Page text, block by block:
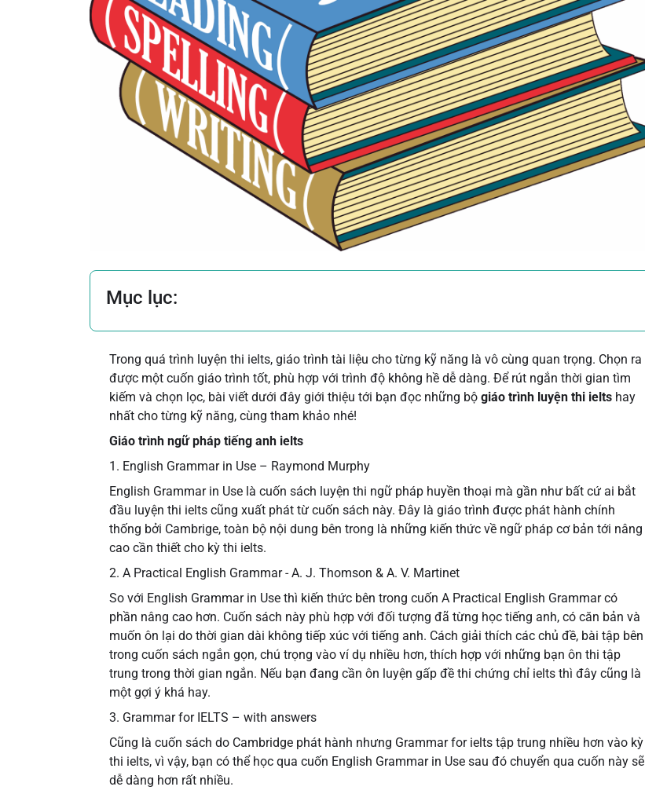
Mục lục:
Trong quá trình luyện thi ielts, giáo trình tài liệu cho từng kỹ năng là vô cùng quan trọng. Chọn ra
được một cuốn giáo trình tốt, phù hợp với trình độ không hề dễ dàng. Để rút ngắn thời gian tìm
kiếm và chọn lọc, bài viết dưới đây giới thiệu tới bạn đọc những bộ giáo trình luyện thi ielts hay
nhất cho từng kỹ năng, cùng tham khảo nhé!
Giáo trình ngữ pháp tiếng anh ielts
1. English Grammar in Use – Raymond Murphy
English Grammar in Use là cuốn sách luyện thi ngữ pháp huyền thoại mà gần như bất cứ ai bắt
đầu luyện thi ielts cũng xuất phát từ cuốn sách này. Đây là giáo trình được phát hành chính
thống bởi Cambrige, toàn bộ nội dung bên trong là những kiến thức về ngữ pháp cơ bản tới nâng
cao cần thiết cho kỳ thi ielts.
2. A Practical English Grammar - A. J. Thomson & A. V. Martinet
So với English Grammar in Use thì kiến thức bên trong cuốn A Practical English Grammar có
phần nâng cao hơn. Cuốn sách này phù hợp với đối tượng đã từng học tiếng anh, có căn bản và
muốn ôn lại do thời gian dài không tiếp xúc với tiếng anh. Cách giải thích các chủ đề, bài tập bên
trong cuốn sách ngắn gọn, chú trọng vào ví dụ nhiều hơn, thích hợp với những bạn ôn thi tập
trung trong thời gian ngắn. Nếu bạn đang cần ôn luyện gấp đề thi chứng chỉ ielts thì đây cũng là
một gợi ý khá hay.
3. Grammar for IELTS – with answers
Cũng là cuốn sách do Cambridge phát hành nhưng Grammar for ielts tập trung nhiều hơn vào kỳ
thi ielts, vì vậy, bạn có thể học qua cuốn English Grammar in Use sau đó chuyển qua cuốn này sẽ
dễ dàng hơn rất nhiều.